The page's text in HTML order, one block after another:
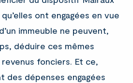
ont engagées en vue
immeuble ne peuvent,
déduire ces mêmes
fonciers. Et ce,
des dépenses engagées